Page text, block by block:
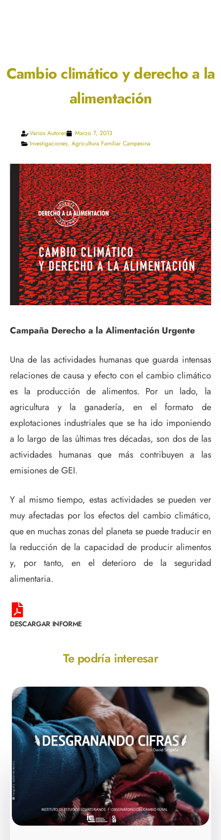
Cambio climático y derecho a la
alimentación
Varios Autores
Marzo 7, 2013
Investigaciones, Agricultura Familiar Campesina
Campaña Derecho a la Alimentación Urgente
Una de las actividades humanas que guarda intensas
relaciones de causa y efecto con el cambio climático
es la producción de alimentos. Por un lado, la
agricultura y la ganadería, en el formato de
explotaciones industriales que se ha ido imponiendo
a lo largo de las últimas tres décadas, son dos de las
actividades humanas que más contribuyen a las
emisiones de GEI.
Y al mismo tiempo, estas actividades se pueden ver
muy afectadas por los efectos del cambio climático,
que en muchas zonas del planeta se puede traducir en
la reducción de la capacidad de producir alimentos
y, por tanto, en el deterioro de la seguridad
alimentaria.
DESCARGAR INFORME
Te podría interesar